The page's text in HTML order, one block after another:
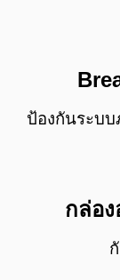
ป้องกันระบบ
กล่อ